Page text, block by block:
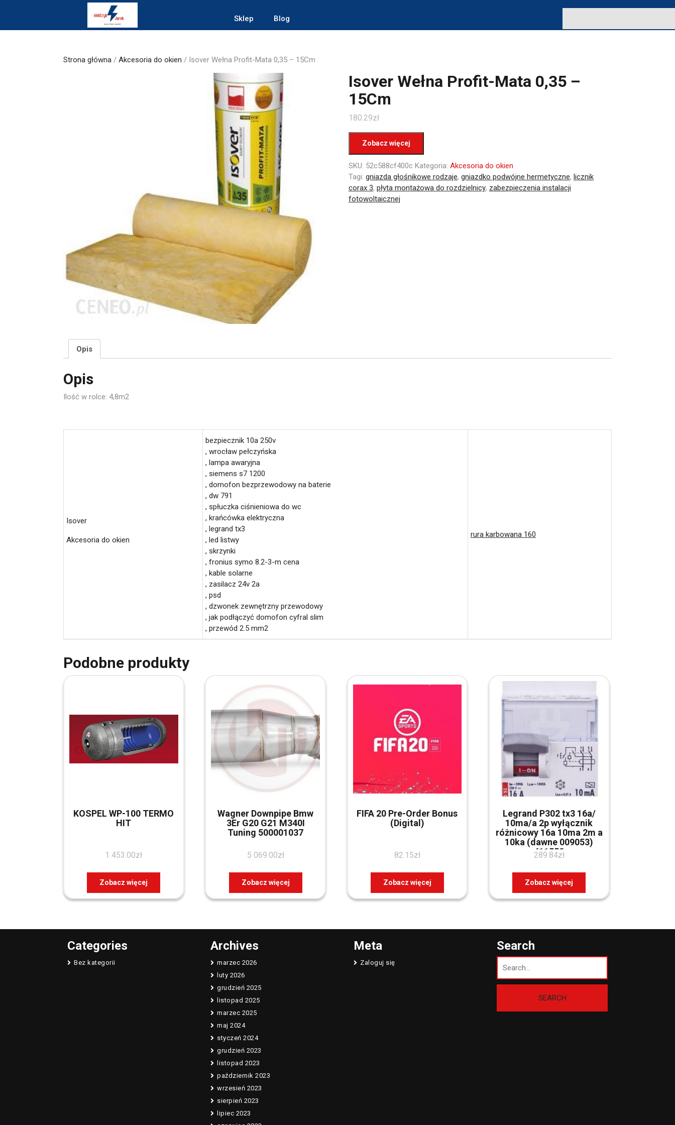
Sklep Blog
Strona główna / Akcesoria do okien / Isover Wełna Profit-Mata 0,35 – 15Cm
Isover Wełna Profit-Mata 0,35 –
15Cm
180.29zł
Zobacz więcej
SKU: 52c588cf400c Kategoria: Akcesoria do okien
Tagi: gniazda głośnikowe rodzaje, gniazdko podwójne hermetyczne, licznik
corax 3, płyta montażowa do rozdzielnicy, zabezpieczenia instalacji
fotowoltaicznej
Opis
Opis
Ilość w rolce: 4,8m2
Isover
Akcesoria do okien
bezpiecznik 10a 250v
, wrocław pełczyńska
, lampa awaryjna
, siemens s7 1200
, domofon bezprzewodowy na baterie
, dw 791
, spłuczka ciśnieniowa do wc
, krańcówka elektryczna
, legrand tx3
, led listwy
, skrzynki
, fronius symo 8.2-3-m cena
, kable solarne
, zasilacz 24v 2a
, psd
, dzwonek zewnętrzny przewodowy
, jak podłączyć domofon cyfral slim
, przewód 2.5 mm2
rura karbowana 160
Podobne produkty
KOSPEL WP-100 TERMO
HIT
1 453.00zł
Zobacz więcej
Wagner Downpipe Bmw
3Er G20 G21 M340I
Tuning 500001037
5 069.00zł
Zobacz więcej
FIFA 20 Pre-Order Bonus
(Digital)
82.15zł
Zobacz więcej
Legrand P302 tx3 16a/
10ma/a 2p wyłącznik
różnicowy 16a 10ma 2m a
10ka (dawne 009053)
411552
289.84zł
Zobacz więcej
Categories
Bez kategorii
Archives
marzec 2026
luty 2026
grudzień 2025
listopad 2025
marzec 2025
maj 2024
styczeń 2024
grudzień 2023
listopad 2023
październik 2023
wrzesień 2023
sierpień 2023
lipiec 2023
Meta
Zaloguj się
Search